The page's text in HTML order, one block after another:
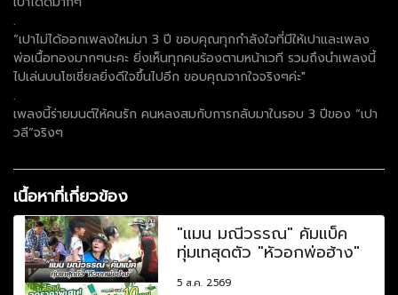
.
“เปาไม่ได้ออกเพลงใหม่มา 3 ปี ขอบคุณทุกกำลังใจที่มีให้เปาและเพลง
พ่อเนื้อทองมากๆนะคะ ยิ่งเห็นทุกคนร้องตามหน้าเวที รวมถึงนำเพลงนี้
ไปเล่นบนโซเชี่ยลยิ่งดีใจขึ้นไปอีก ขอบคุณจากใจจริงๆค่ะ"
.
เพลงนี้ร่ายมนต์ให้คนรัก คนหลงสมกับการกลับมาในรอบ 3 ปีของ “เปา
วลี”จริงๆ
เนื้อหาที่เกี่ยวข้อง
"แมน มณีวรรณ" คัมแบ็ค
ทุ่มเทสุดตัว "หัวอกพ่อฮ้าง"
5 ส.ค. 2569